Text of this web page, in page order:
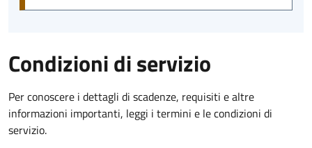
Condizioni di servizio
Per conoscere i dettagli di scadenze, requisiti e altre
informazioni importanti, leggi i termini e le condizioni di
servizio.